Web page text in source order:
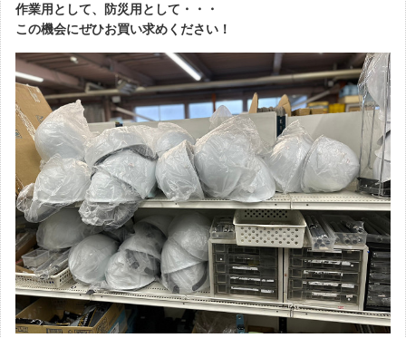
作業用として、防災用として・・・
この機会にぜひお買い求めください！